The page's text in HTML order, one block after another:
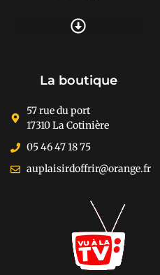
La boutique
57 rue du port
17310 La Cotinière
05 46 47 18 75
auplaisirdoffrir@orange.fr